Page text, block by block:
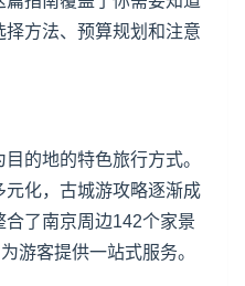
方法、预算规划和注意
的地的特色旅行方式。
化，古城游攻略逐渐成
了南京周边142个家景
游客提供一站式服务。